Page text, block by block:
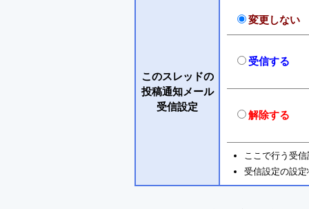
このスレッドの
投稿通知メール
受信設定
変更しない
受信する
解除する
ここで行う受
受信設定の設